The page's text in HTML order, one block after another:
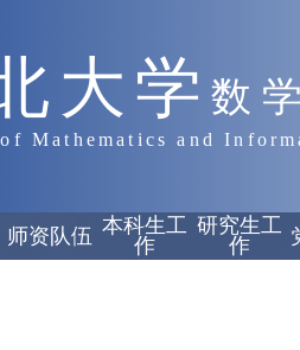
大学 数
Mathematics and
师资队伍 本科生工
作
研究生工
作